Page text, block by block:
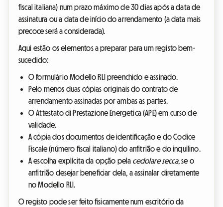
fiscal italiana) num prazo máximo de 30 dias após a data de
assinatura ou a data de início do arrendamento (a data mais
precoce será a considerada).
Aqui estão os elementos a preparar para um registo bem-
sucedido:
O formulário Modello RLI preenchido e assinado.
Pelo menos duas cópias originais do contrato de
arrendamento assinadas por ambas as partes.
O Attestato di Prestazione Energetica (APE) em curso de
validade.
A cópia dos documentos de identificação e do Codice
Fiscale (número fiscal italiano) do anfitrião e do inquilino.
A escolha explícita da opção pela cedolare secca, se o
anfitrião desejar beneficiar dela, a assinalar diretamente
no Modello RLI.
O registo pode ser feito fisicamente num escritório da